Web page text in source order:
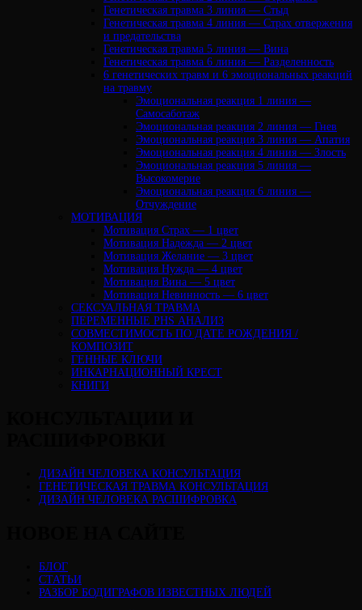
Генетическая травма 3 линия — Стыд
Генетическая травма 4 линия — Страх отвержения
и предательства
Генетическая травма 5 линия — Вина
Генетическая травма 6 линия — Разделенность
6 генетических травм и 6 эмоциональных реакций
на травму
Эмоциональная реакция 1 линия —
Самосаботаж
Эмоциональная реакция 2 линия — Гнев
Эмоциональная реакция 3 линия — Апатия
Эмоциональная реакция 4 линия — Злость
Эмоциональная реакция 5 линия —
Высокомерие
Эмоциональная реакция 6 линия —
Отчуждение
МОТИВАЦИЯ
Мотивация Страх — 1 цвет
Мотивация Надежда — 2 цвет
Мотивация Желание — 3 цвет
Мотивация Нужда — 4 цвет
Мотивация Вина — 5 цвет
Мотивация Невинность — 6 цвет
СЕКСУАЛЬНАЯ ТРАВМА
ПЕРЕМЕННЫЕ PHS АНАЛИЗ
CОВМЕСТИМОСТЬ ПО ДАТЕ РОЖДЕНИЯ /
КОМПОЗИТ
ГЕННЫЕ КЛЮЧИ
ИНКАРНАЦИОННЫЙ КРЕСТ
КНИГИ
ДИЗАЙН ЧЕЛОВЕКА КОНСУЛЬТАЦИЯ
ГЕНЕТИЧЕСКАЯ ТРАВМА КОНСУЛЬТАЦИЯ
ДИЗАЙН ЧЕЛОВЕКА РАСШИФРОВКА
БЛОГ
СТАТЬИ
РАЗБОР БОДИГРАФОВ ИЗВЕСТНЫХ ЛЮДЕЙ